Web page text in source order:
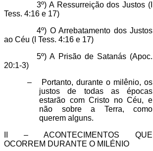
3º) A Ressurreição dos Justos (I
Tess. 4:16 e 17)
4º) O Arrebatamento dos Justos
ao Céu (I Tess. 4:16 e 17)
5º) A Prisão de Satanás (Apoc.
20:1-3)
–
Portanto, durante o milênio, os
justos de todas as épocas
estarão com Cristo no Céu, e
não sobre a Terra, como
querem alguns.
II – ACONTECIMENTOS QUE
OCORREM DURANTE O MILÉNIO